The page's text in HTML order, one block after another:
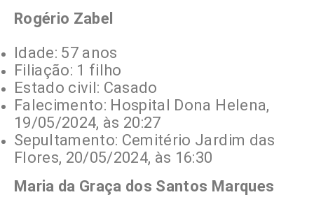
Rogério Zabel
Idade: 57 anos
Filiação: 1 filho
Estado civil: Casado
Falecimento: Hospital Dona Helena,
19/05/2024, às 20:27
Sepultamento: Cemitério Jardim das
Flores, 20/05/2024, às 16:30
Maria da Graça dos Santos Marques